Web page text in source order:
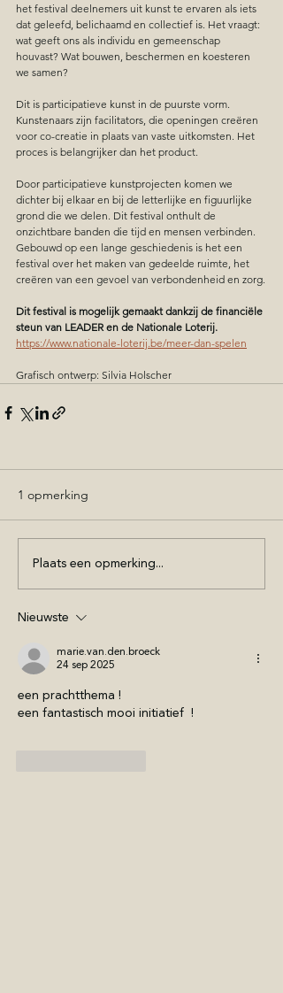
het festival deelnemers uit kunst te ervaren als iets
dat geleefd, belichaamd en collectief is. Het vraagt:
wat geeft ons als individu en gemeenschap
houvast? Wat bouwen, beschermen en koesteren
we samen?
Dit is participatieve kunst in de puurste vorm.
Kunstenaars zijn facilitators, die openingen creëren
voor co-creatie in plaats van vaste uitkomsten. Het
proces is belangrijker dan het product.
Door participatieve kunstprojecten komen we
dichter bij elkaar en bij de letterlijke en figuurlijke
grond die we delen. Dit festival onthult de
onzichtbare banden die tijd en mensen verbinden.
Gebouwd op een lange geschiedenis is het een
festival over het maken van gedeelde ruimte, het
creëren van een gevoel van verbondenheid en zorg.
Dit festival is mogelijk gemaakt dankzij de financiële
steun van LEADER en de Nationale Loterij.
https://www.nationale-loterij.be/meer-dan-spelen
Grafisch ontwerp: Silvia Holscher
1 opmerking
Plaats een opmerking...
Nieuwste
marie.van.den.broeck
24 sep 2025
een prachtthema !
een fantastisch mooi initiatief  !